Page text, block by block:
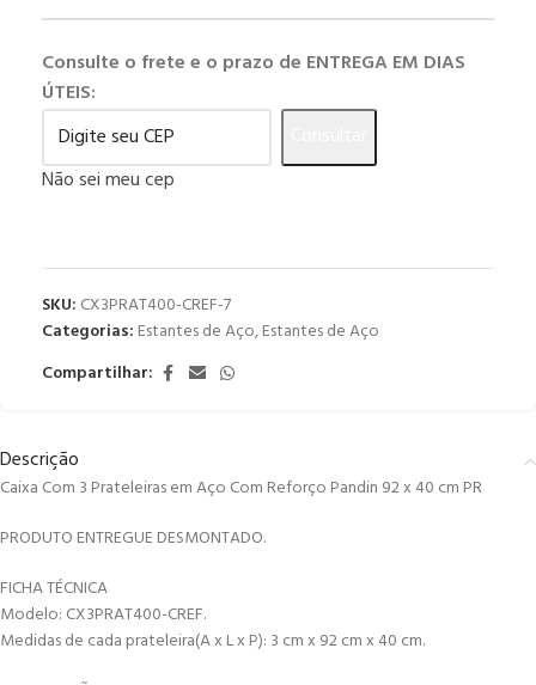
Consulte o frete e o prazo de ENTREGA EM DIAS
ÚTEIS:
Não sei meu cep
SKU: CX3PRAT400-CREF-7
Categorias: Estantes de Aço,Estantes de Aço
Compartilhar:
Descrição
Caixa Com 3 Prateleiras em Aço Com Reforço Pandin 92 x 40 cm PR
PRODUTO ENTREGUE DESMONTADO.
FICHA TÉCNICA
Modelo: CX3PRAT400-CREF.
Medidas de cada prateleira(A x L x P): 3 cm x 92 cm x 40 cm.